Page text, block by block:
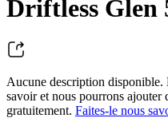
Driftless Glen
Aucune description disponible.
savoir et nous pourrons ajouter
gratuitement. Faites-le nous